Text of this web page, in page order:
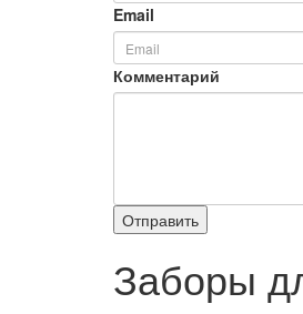
Email
Комментарий
Заборы